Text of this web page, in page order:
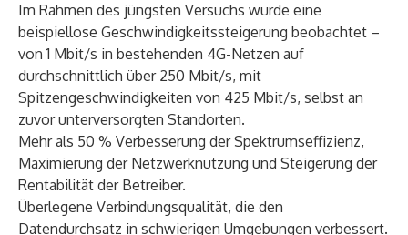
Im Rahmen des jüngsten Versuchs wurde eine
beispiellose Geschwindigkeitssteigerung beobachtet –
von 1 Mbit/s in bestehenden 4G-Netzen auf
durchschnittlich über 250 Mbit/s, mit
Spitzengeschwindigkeiten von 425 Mbit/s, selbst an
zuvor unterversorgten Standorten.
Mehr als 50 % Verbesserung der Spektrumseffizienz,
Maximierung der Netzwerknutzung und Steigerung der
Rentabilität der Betreiber.
Überlegene Verbindungsqualität, die den
Datendurchsatz in schwierigen Umgebungen verbessert.